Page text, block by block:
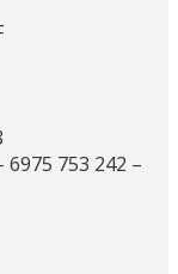
6975 753 242 –